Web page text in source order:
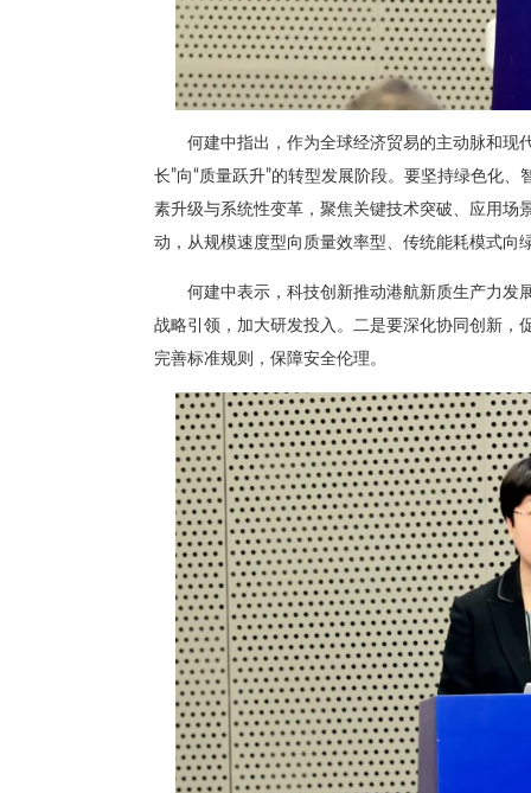
何建中指出，作为全球经济贸易的主动脉和现
长”向“质量跃升”的转型发展阶段。要坚持绿色化
素升级与系统性变革，聚焦关键技术突破、应用场
动，从规模速度型向质量效率型、传统能耗模式向
何建中表示，科技创新推动港航新质生产力发
战略引领，加大研发投入。二是要深化协同创新，
完善标准规则，保障安全伦理。